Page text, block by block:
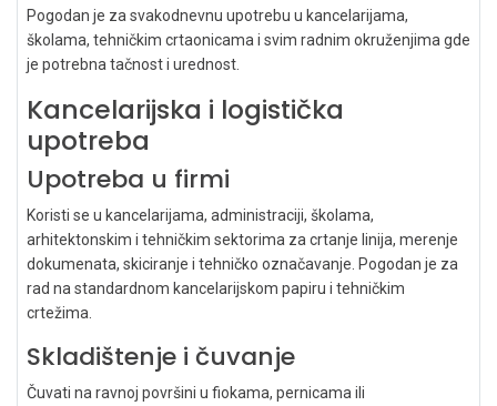
Pogodan je za svakodnevnu upotrebu u kancelarijama,
školama, tehničkim crtaonicama i svim radnim okruženjima gde
je potrebna tačnost i urednost.
Kancelarijska i logistička
upotreba
Upotreba u firmi
Koristi se u kancelarijama, administraciji, školama,
arhitektonskim i tehničkim sektorima za crtanje linija, merenje
dokumenata, skiciranje i tehničko označavanje. Pogodan je za
rad na standardnom kancelarijskom papiru i tehničkim
crtežima.
Skladištenje i čuvanje
Čuvati na ravnoj površini u fiokama, pernicama ili